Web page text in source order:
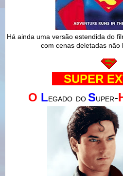
Há ainda uma versão estendida do
com cenas deletadas não
SUPER
O LEGADO DO SUPER-